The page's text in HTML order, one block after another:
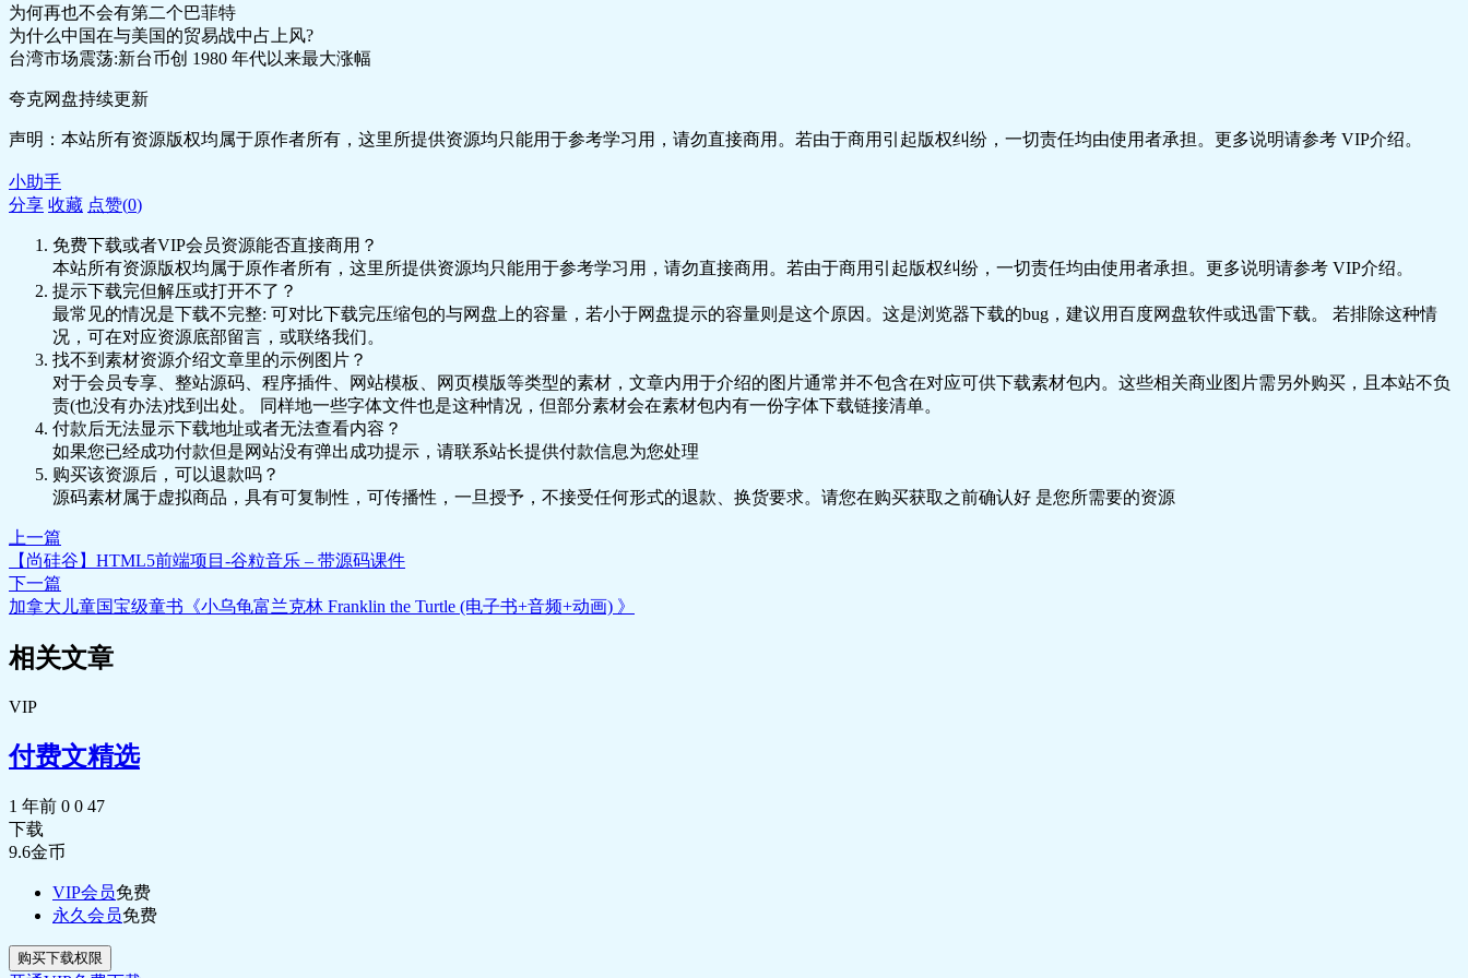
为何再也不会有第二个巴菲特
为什么中国在与美国的贸易战中占上风?
台湾市场震荡:新台币创 1980 年代以来最大涨幅
夸克网盘持续更新
声明：本站所有资源版权均属于原作者所有，这里所提供资源均只能用于参考学习用，请勿直接商用。若由于商用引起版权纠纷，一切责任均由使用者承担。更多说明请参考 VIP介绍。
小助手
分享 收藏 点赞(0)
免费下载或者VIP会员资源能否直接商用？
本站所有资源版权均属于原作者所有，这里所提供资源均只能用于参考学习用，请勿直接商用。若由于商用引起版权纠纷，一切责任均由使用者承担。更多说明请参考 VIP介绍。
提示下载完但解压或打开不了？
最常见的情况是下载不完整: 可对比下载完压缩包的与网盘上的容量，若小于网盘提示的容量则是这个原因。这是浏览器下载的bug，建议用百度网盘软件或迅雷下载。 若排除这种情
况，可在对应资源底部留言，或联络我们。
找不到素材资源介绍文章里的示例图片？
对于会员专享、整站源码、程序插件、网站模板、网页模版等类型的素材，文章内用于介绍的图片通常并不包含在对应可供下载素材包内。这些相关商业图片需另外购买，且本站不负
责(也没有办法)找到出处。 同样地一些字体文件也是这种情况，但部分素材会在素材包内有一份字体下载链接清单。
付款后无法显示下载地址或者无法查看内容？
如果您已经成功付款但是网站没有弹出成功提示，请联系站长提供付款信息为您处理
购买该资源后，可以退款吗？
源码素材属于虚拟商品，具有可复制性，可传播性，一旦授予，不接受任何形式的退款、换货要求。请您在购买获取之前确认好 是您所需要的资源
上一篇
【尚硅谷】HTML5前端项目-谷粒音乐 – 带源码课件
下一篇
加拿大儿童国宝级童书《小乌龟富兰克林 Franklin the Turtle (电子书+音频+动画) 》
相关文章
VIP
付费文精选
1 年前 0 0 47
下载
9.6金币
VIP会员免费
永久会员免费
购买下载权限